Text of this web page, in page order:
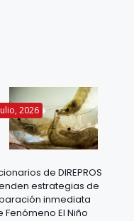
2026
de DIREPROS
estrategias de
inmediata
Fenómeno El Niño